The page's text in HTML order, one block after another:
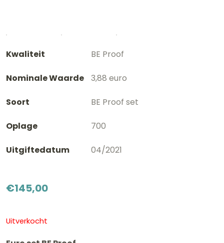
Kwaliteit BE Proof
Nominale Waarde 3,88 euro
Soort BE Proof set
Oplage 700
Uitgiftedatum 04/2021
€145,00
Uitverkocht